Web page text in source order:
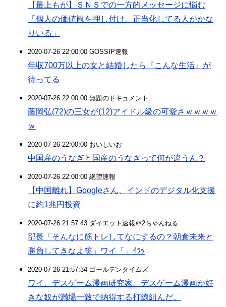
【最上もが】ＳＮＳでの一方的メッセージに悩む
「個人の価値観を押し付け、正当化してる人がかな
りいる」
2020-07-26 22:00:00 GOSSIP速報
年収700万以上の女と結婚したら『こんな生活』が
待ってる
2020-07-26 22:00:00 無題のドキュメント
藤岡弘(72)の三女が(12)アイドル級の可愛さｗｗｗｗ
ｗ
2020-07-26 22:00:00 おいしいお
中国産のうなぎと国産のうなぎって何が違うん？
2020-07-26 22:00:00 絶望速報
【中国離れ】Googleさん、インドのデジタル化支援
に約1兆円投資
2020-07-26 21:57:43 ダイエット速報＠2ちゃんねる
部長「そんなに筋トレしてなにするの？朝倉未来と
勝負してきなよ笑」ワイ「」ｲﾗｯ
2020-07-26 21:57:34 ゴールデンタイムズ
ワイ、デスゲーム漫画研究家。デスゲーム漫画が好
きな奴が満場一致で納得する打線組んだ。